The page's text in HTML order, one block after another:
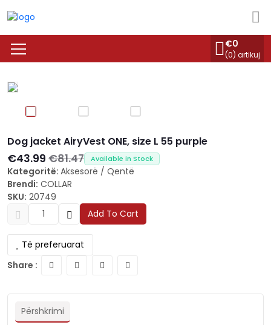
€0
(0) artikuj
Dog jacket AiryVest ONE, size L 55 purple
€43.99 €81.47 Available in Stock
Kategoritë: Aksesorë / Qentë
Brendi: COLLAR
SKU: 20749
Add To Cart
Të preferuarat
Share :
Përshkrimi